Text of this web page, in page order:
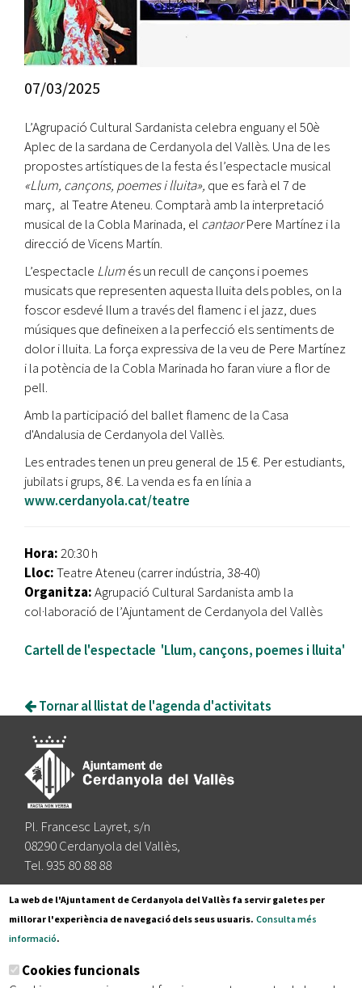
07/03/2025
L’Agrupació Cultural Sardanista celebra enguany el 50è
Aplec de la sardana de Cerdanyola del Vallès. Una de les
propostes artístiques de la festa és l’espectacle musical
«Llum, cançons, poemes i lluita», que es farà el 7 de
març, al Teatre Ateneu. Comptarà amb la interpretació
musical de la Cobla Marinada, el cantaorPere Martínez i la
direcció de Vicens Martín.
L’espectacle Llumés un recull de cançons i poemes
musicats que representen aquesta lluita dels pobles, on la
foscor esdevé llum a través del flamenc i el jazz, dues
músiques que defineixen a la perfecció els sentiments de
dolor i lluita. La força expressiva de la veu de Pere Martínez
i la potència de la Cobla Marinada ho faran viure a flor de
pell.
Amb la participació del ballet flamenc de la Casa
d'Andalusia de Cerdanyola del Vallès.
Les entrades tenen un preu general de 15 €. Per estudiants,
jubilats i grups, 8 €. La venda es fa en línia a
www.cerdanyola.cat/teatre
Hora:20:30 h
Lloc:Teatre Ateneu (carrer indústria, 38-40)
Organitza:Agrupació Cultural Sardanista amb la
col·laboració de l’Ajuntament de Cerdanyola del Vallès
Cartell de l'espectacle 'Llum, cançons, poemes i lluita'
Tornar al llistat de l'agenda d'activitats
Pl. Francesc Layret, s/n
08290 Cerdanyola del Vallès,
Tel. 935 80 88 88
Segueix-nos a:
Subscriu-te al nostre butlletí
La web de l'Ajuntament de Cerdanyola del Vallès fa servir galetes per
millorar l'experiència de navegació dels seus usuaris. Consulta més
informació.
Cookies funcionals